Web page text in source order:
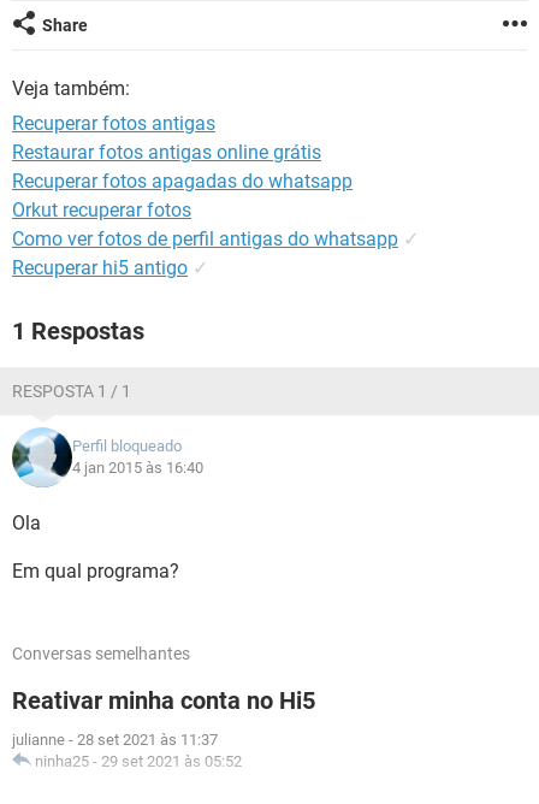
GUIA DE COMPRAS
Share
Veja também:
Recuperar fotos antigas
Restaurar fotos antigas online grátis
Recuperar fotos apagadas do whatsapp
Orkut recuperar fotos
Como ver fotos de perfil antigas do whatsapp ✓
Recuperar hi5 antigo ✓
1 Respostas
RESPOSTA 1 / 1
Perfil bloqueado
4 jan 2015 às 16:40
Ola
Em qual programa?
Conversas semelhantes
Reativar minha conta no Hi5
julianne - 28 set 2021 às 11:37
ninha25 - 29 set 2021 às 05:52